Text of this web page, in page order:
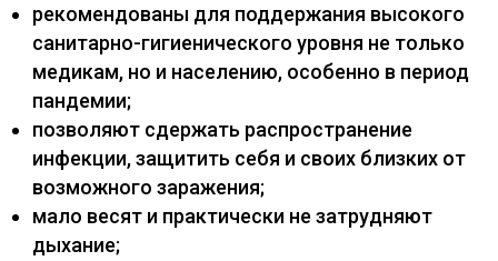
рекомендованы для поддержания высокого
санитарно-гигиенического уровня не только
медикам, но и населению, особенно в период
пандемии;
позволяют сдержать распространение
инфекции, защитить себя и своих близких от
возможного заражения;
мало весят и практически не затрудняют
дыхание;